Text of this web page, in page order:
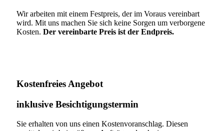
Wir arbeiten mit einem Festpreis, der im Voraus vereinbart
wird. Mit uns machen Sie sich keine Sorgen um verborgene
Kosten. Der vereinbarte Preis ist der Endpreis.
Kostenfreies Angebot
inklusive Besichtigungstermin
Sie erhalten von uns einen Kostenvoranschlag. Diesen